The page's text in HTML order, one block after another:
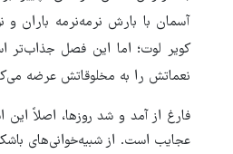
آسمان با بارش نرمه‌نرمه باران و
کویر لوت؛ اما این فصل جذاب‌تر
نعماتش را به مخلوقاتش عرضه
فارغ از آمد و شد روزها، اصلاً
عجایب است. از شبیه‌خوانی‌های